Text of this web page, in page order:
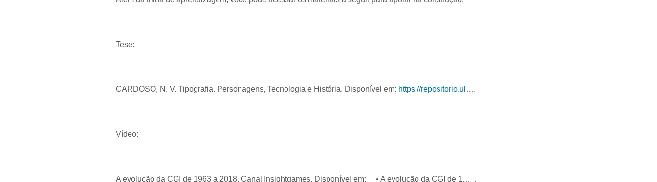
Tese:
CARDOSO, N. V. Tipografia. Personagens, Tecnologia e História. Disponível em: https://repositorio.ul ….
Vídeo:
A evolução da CGI de 1963 a 2018. Canal Insightgames. Disponível em: • A evolução da CGI de 1… .